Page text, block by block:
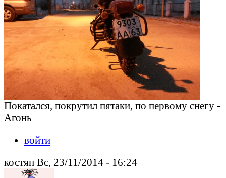
Покатался, покрутил пятаки, по первому снегу -
Агонь
войти
костян Вс, 23/11/2014 - 16:24